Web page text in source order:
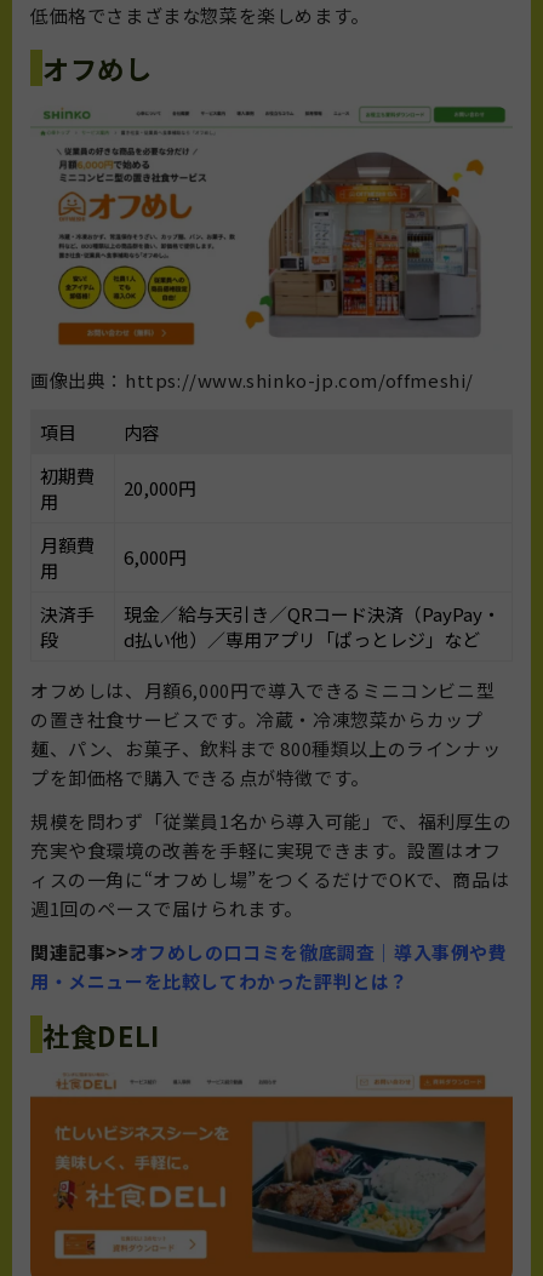
低価格でさまざまな惣菜を楽しめます。
オフめし
画像出典：https://www.shinko-jp.com/offmeshi/
項目
内容
初期費
用
20,000円
月額費
用
6,000円
決済手
段
現金／給与天引き／QRコード決済（PayPay・
d払い他）／専用アプリ「ぱっとレジ」など
オフめしは、月額6,000円で導入できるミニコンビニ型
の置き社食サービスです。冷蔵・冷凍惣菜からカップ
麺、パン、お菓子、飲料まで 800種類以上のラインナッ
プを卸価格で購入できる点が特徴です。
規模を問わず「従業員1名から導入可能」で、福利厚生の
充実や食環境の改善を手軽に実現できます。設置はオフ
ィスの一角に“オフめし場”をつくるだけでOKで、商品は
週1回のペースで届けられます。
関連記事>>オフめしの口コミを徹底調査｜導入事例や費
用・メニューを比較してわかった評判とは？
社食DELI